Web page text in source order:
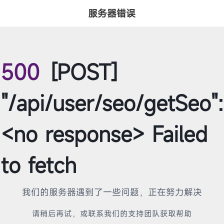
服务器错误
500 [POST]
"/api/user/seo/getSeo":
<no response> Failed
to fetch
我们的服务器遇到了一些问题，正在努力解决
请稍后再试，或联系我们的支持团队获取帮助